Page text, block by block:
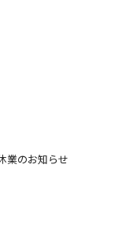
業のお知らせ